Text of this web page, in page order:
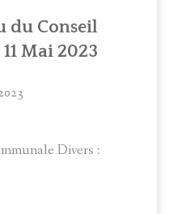
du Conseil
Mai 2023
Divers :